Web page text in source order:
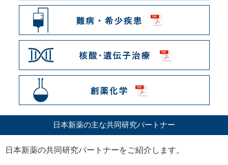
日本新薬の主な共同研究パートナー
日本新薬の共同研究パートナーをご紹介します。